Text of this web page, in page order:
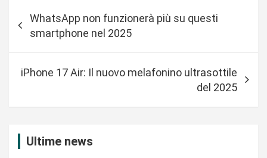
a
WhatsApp non funzionerà più su questi
smartphone nel 2025
iPhone 17 Air: Il nuovo melafonino ultrasottile
del 2025
Ultime news